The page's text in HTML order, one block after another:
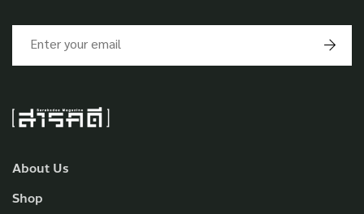
About Us
Shop